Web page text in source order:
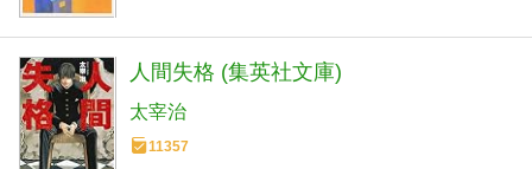
人間失格 (集英社文庫)
太宰治
11357